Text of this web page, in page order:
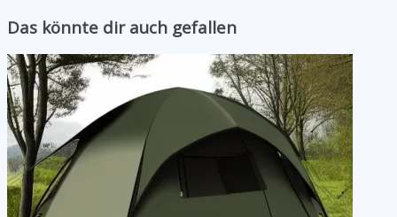
Das könnte dir auch gefallen